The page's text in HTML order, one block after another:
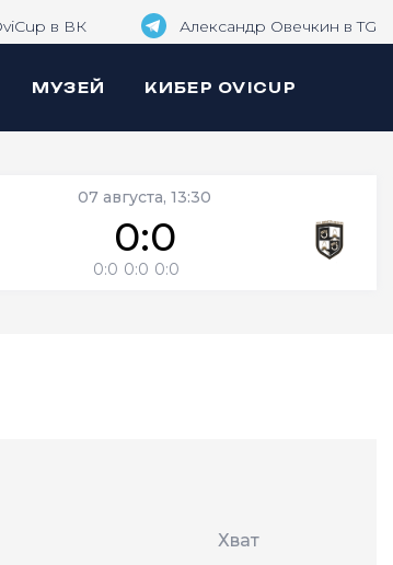
в ВК Александр Овечкин в TG
МУЗЕЙ КИБЕР OVICUP
07 августа, 13:30
0:0
0:0 0:0 0:0
Хват